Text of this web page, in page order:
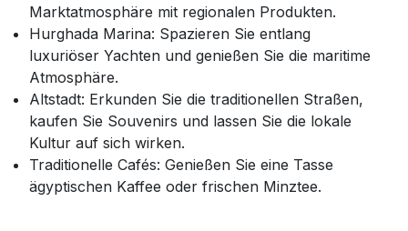
Marktatmosphäre mit regionalen Produkten.
Hurghada Marina: Spazieren Sie entlang
luxuriöser Yachten und genießen Sie die maritime
Atmosphäre.
Altstadt: Erkunden Sie die traditionellen Straßen,
kaufen Sie Souvenirs und lassen Sie die lokale
Kultur auf sich wirken.
Traditionelle Cafés: Genießen Sie eine Tasse
ägyptischen Kaffee oder frischen Minztee.